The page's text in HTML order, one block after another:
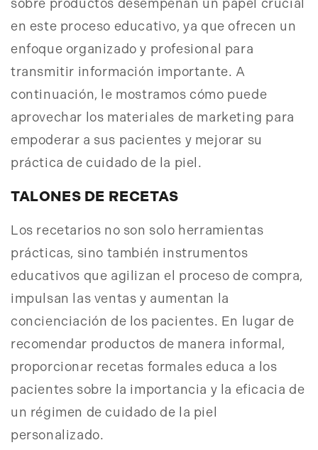
sobre productos desempeñan un papel crucial
en este proceso educativo, ya que ofrecen un
enfoque organizado y profesional para
transmitir información importante. A
continuación, le mostramos cómo puede
aprovechar los materiales de marketing para
empoderar a sus pacientes y mejorar su
práctica de cuidado de la piel.
TALONES DE RECETAS
Los recetarios no son solo herramientas
prácticas, sino también instrumentos
educativos que agilizan el proceso de compra,
impulsan las ventas y aumentan la
concienciación de los pacientes. En lugar de
recomendar productos de manera informal,
proporcionar recetas formales educa a los
pacientes sobre la importancia y la eficacia de
un régimen de cuidado de la piel
personalizado.